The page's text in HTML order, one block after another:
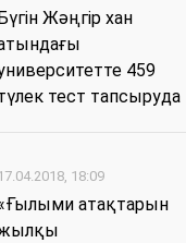
Жәңгір хан
459
тест тапсыруда
18:09
атақтарын